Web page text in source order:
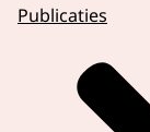
Publicaties